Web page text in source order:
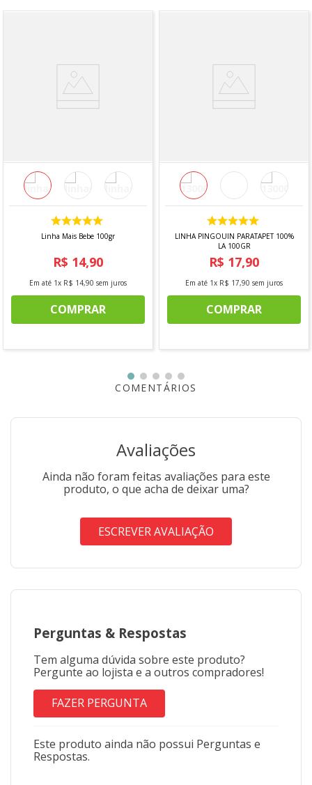
utilizadas apenas como referência.
Linha Mais Bebe 100gr
R$ 14,90
Em até 1x R$ 14,90 sem juros
COMPRAR
LINHA PINGOUIN PARATAPET 100%
LA 100GR
R$ 17,90
Em até 1x R$ 17,90 sem juros
COMPRAR
COMENTÁRIOS
Avaliações
Ainda não foram feitas avaliações para este
produto, o que acha de deixar uma?
ESCREVER AVALIAÇÃO
Perguntas & Respostas
Tem alguma dúvida sobre este produto?
Pergunte ao lojista e a outros compradores!
FAZER PERGUNTA
Este produto ainda não possui Perguntas e
Respostas.